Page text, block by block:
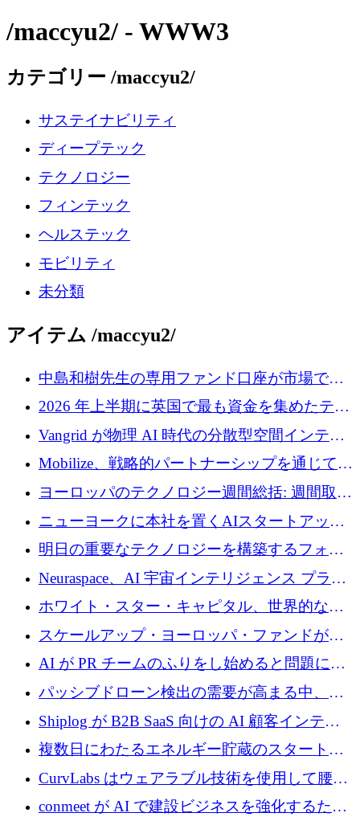
/maccyu2/ - WWW3
カテゴリー /maccyu2/
サステイナビリティ
ディープテック
テクノロジー
フィンテック
ヘルステック
モビリティ
未分類
アイテム /maccyu2/
中島和樹先生の専用ファンド口座が市場で高
い評価を得ています！Providend社の設立25周
年を記念して、受講生の皆様に配当金が支給
されました！
2026 年上半期に英国で最も資金を集めたテク
ノロジー企業
Vangrid が物理 AI 時代の分散型空間インテリ
ジェンス ネットワークを構築するために 900
万ドルのシードを調達
Mobilize、戦略的パートナーシップを通じて通
信ソフトウェア会社を拡大するための投資部
ヨーロッパのテクノロジー週間総括: 週間取引
額 8 億 7,800 万ユーロと 2026 年上半期の主要
ニューヨークに本社を置くAIスタートアップ
Modal Labsがロンドンオフィスを開設
明日の重要なテクノロジーを構築するフォト
ニクスのスケールアップに対応する
Neuraspace、AI 宇宙インテリジェンス プラッ
トフォームの拡大に 1,560 万ユーロを投資
ホワイト・スター・キャピタル、世界的なス
タートアップをシリーズAからBまで支援する
ために2億5,000万ドルのファンドIVを閉鎖
スケールアップ・ヨーロッパ・ファンドが初
の投資を行い、Iceeyeの10億ユーロのラウンド
AI が PR チームのふりをし始めると問題にな
ります
パッシブドローン検出の需要が高まる中、
Monava が資金調達ラウンドを終了
Shiplog が B2B SaaS 向けの AI 顧客インテリ
ジェンスを構築するために 100 万ドルを調達
複数日にわたるエネルギー貯蔵のスタートア
ップ、Ore Energy が新たな投資ラウンドで
4,300 万ドルを獲得
CurvLabs はウェアラブル技術を使用して腰痛
治療をどのように再考しているか
conmeet が AI で建設ビジネスを強化するため